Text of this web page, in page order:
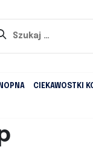
CIEKAWOSTKI